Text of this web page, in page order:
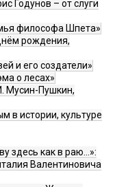
Годунов – от слуги
философа Шпета»
рождения,
и его создатели»
о лесах»
Мусин-Пушкин,
в истории, культуре
здесь как в раю…»:
Валентиновича